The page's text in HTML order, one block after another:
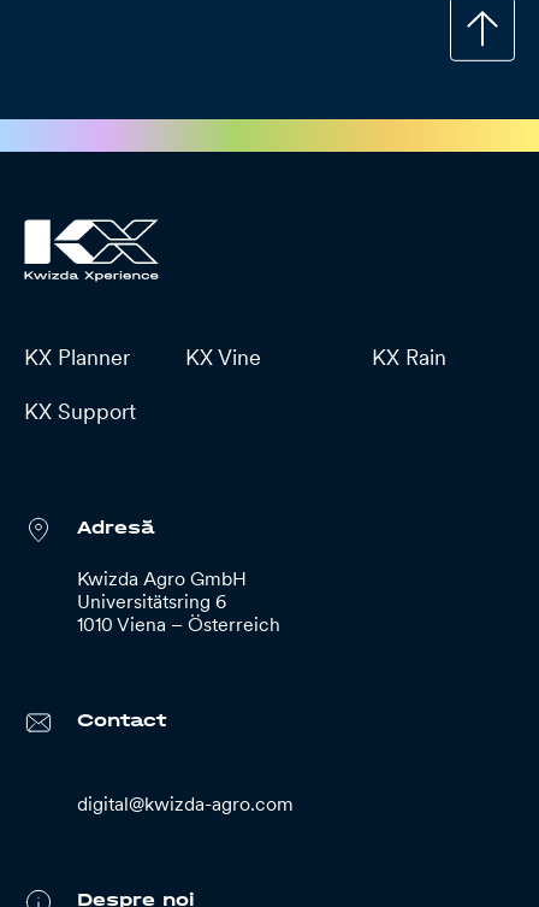
KX Planner KX Vine KX Rain
KX Support
Adresă
Kwizda Agro GmbH
Universitätsring 6
1010 Viena – Österreich
Contact
digital@kwizda-agro.com
Despre noi